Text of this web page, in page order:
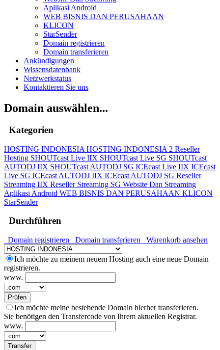
Aplikasi Android
WEB BISNIS DAN PERUSAHAAN
KLICON
StarSender
Domain registrieren
Domain transferieren
Ankündigungen
Wissensdatenbank
Netzwerkstatus
Kontaktieren Sie uns
Domain auswählen...
Kategorien
HOSTING INDONESIA HOSTING INDONESIA 2 Reseller
Hosting SHOUTcast Live IIX SHOUTcast Live SG SHOUTcast
AUTODJ IIX SHOUTcast AUTODJ SG ICEcast Live IIX ICEcast
Live SG ICEcast AUTODJ IIX ICEcast AUTODJ SG Reseller
Streaming IIX Reseller Streaming SG Website Dan Streaming
Aplikasi Android WEB BISNIS DAN PERUSAHAAN KLICON
StarSender
Durchführen
Domain registrieren Domain transferieren Warenkorb ansehen
Ich möchte zu meinem neuem Hosting auch eine neue Domain
registrieren.
www.
Prüfen
Ich möchte meine bestehende Domain hierher transferieren.
Sie benötigen den Transfercode von Ihrem aktuellen Registrar.
www.
Transfer